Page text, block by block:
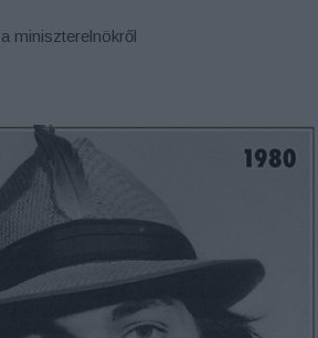
miniszterelnökről